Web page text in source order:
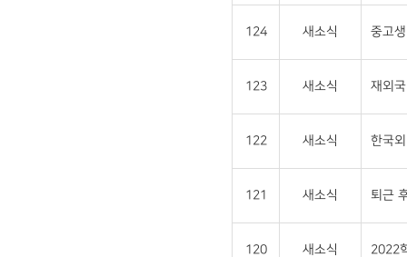
124 새소식 중고
123 새소식 재외
122 새소식 한국
121 새소식 퇴근
120 새소식 2022